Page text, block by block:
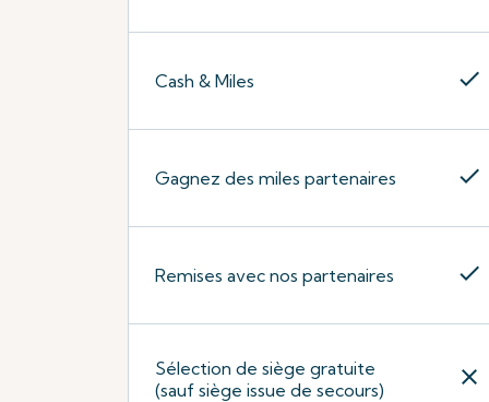
Cash & Miles check
Gagnez des miles partenaires check
Remises avec nos partenaires check
Sélection de siège gratuite
(sauf siège issue de secours)
close